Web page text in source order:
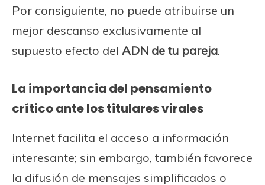
Por consiguiente, no puede atribuirse un
mejor descanso exclusivamente al
supuesto efecto del ADN de tu pareja.
La importancia del pensamiento
crítico ante los titulares virales
Internet facilita el acceso a información
interesante; sin embargo, también favorece
la difusión de mensajes simplificados o